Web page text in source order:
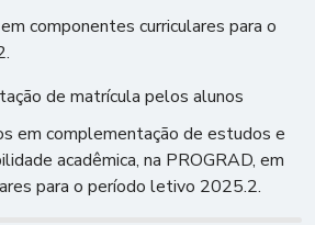
componentes curriculares para o
de matrícula pelos alunos
em complementação de estudos e
acadêmica, na PROGRAD, em
para o período letivo 2025.2.